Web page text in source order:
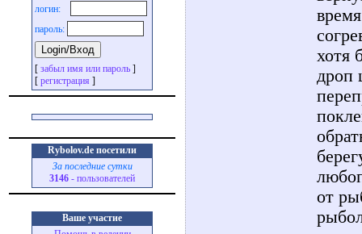
логин:
пароль:
[ забыл имя или пароль ]
[ регистрация ]
Rybolov.de посетили
За последние сутки
3146 - пользователей
Ваше участие
хотя
дроп
от